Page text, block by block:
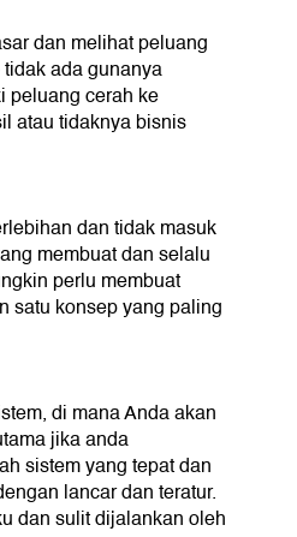
dan melihat peluang
ada gunanya
peluang cerah ke
atau tidaknya bisnis
dan tidak masuk
membuat dan selalu
perlu membuat
satu konsep yang paling
di mana Anda akan
jika anda
sistem yang tepat dan
lancar dan teratur.
dan sulit dijalankan oleh